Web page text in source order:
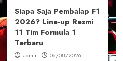
Siapa Saja Pembalap F1
2026? Line-up Resmi
11 Tim Formula 1
Terbaru
admin 06/08/2026